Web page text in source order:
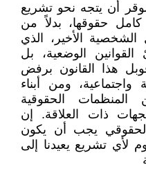
أن يتجه نحو تشريع
كامل حقوقها، بدلاً من
الشخصية الأخير، الذي
الوضعية، بل
هذا القانون برفض
ومن أبناء
الحقوقية
ذات العلاقة. إن
يجب أن يكون
لأي تشريع يعيدنا إلى